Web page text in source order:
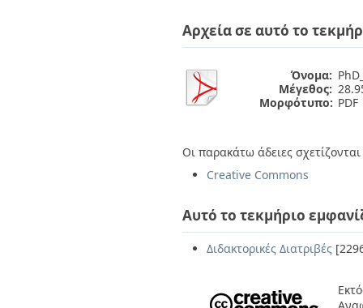
Αρχεία σε αυτό το
Όνομα:
Μέγεθος:
Μορφότυπο: PDF
Οι παρακάτω άδειες
Creative Commons
Αυτό το τεκμήριο
Διδακτορικές Διατριβές